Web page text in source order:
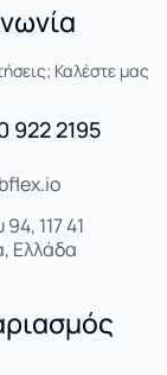
Καλέστε μας
922 2195
94, 117 41
Ελλάδα